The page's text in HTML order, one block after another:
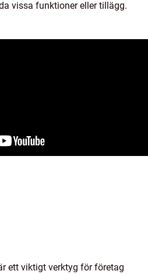
vissa funktioner eller tillägg.
ett viktigt verktyg för företag